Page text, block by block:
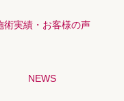
術実績・お客様の声
NEWS